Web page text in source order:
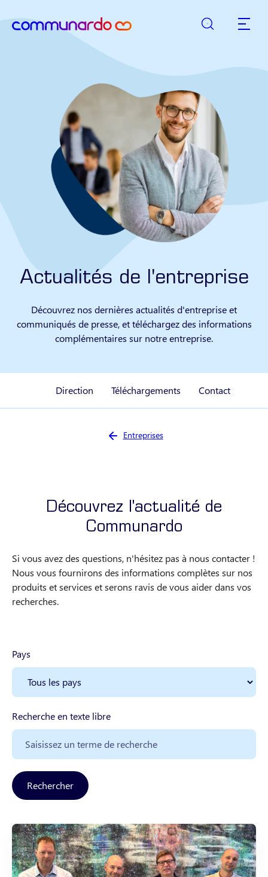
Rechercher
Actualités de l'entreprise
Découvrez nos dernières actualités d'entreprise et
communiqués de presse, et téléchargez des informations
complémentaires sur notre entreprise.
Direction Téléchargements Contact
Vous êtes ici :
Entreprises
Découvrez l'actualité de
Communardo
Si vous avez des questions, n'hésitez pas à nous contacter !
Nous vous fournirons des informations complètes sur nos
produits et services et serons ravis de vous aider dans vos
recherches.
Pays
Recherche en texte libre
Rechercher